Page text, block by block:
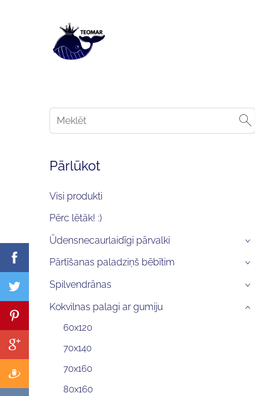
Pārlūkot
Visi produkti
Pērc lētāk! :)
Ūdensnecaurlaidīgi pārvalki
›
Pārtīšanas paladziņš bēbītim ›
Spilvendrānas ›
Kokvilnas palagi ar gumiju
60x120
70x140
70x160
80x160
›